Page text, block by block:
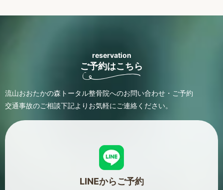
reservation
ご予約はこちら
流山おおたかの森トータル整骨院へのお問い合わせ・ご予約
交通事故のご相談下記よりお気軽にご連絡ください。
LINEからご予約